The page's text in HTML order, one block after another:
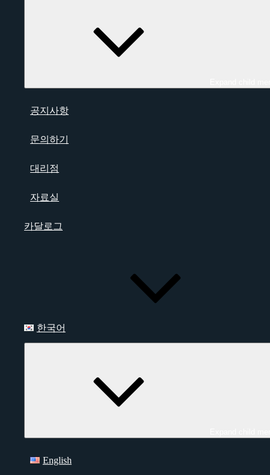
공지사항
문의하기
대리점
자료실
카달로그
한국어
English